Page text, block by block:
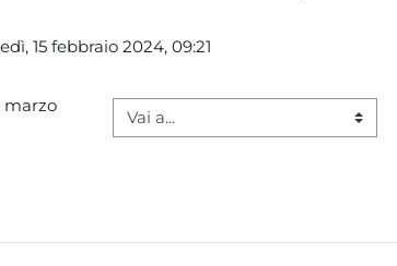
15 febbraio 2024, 09:21
marzo
Vai a...